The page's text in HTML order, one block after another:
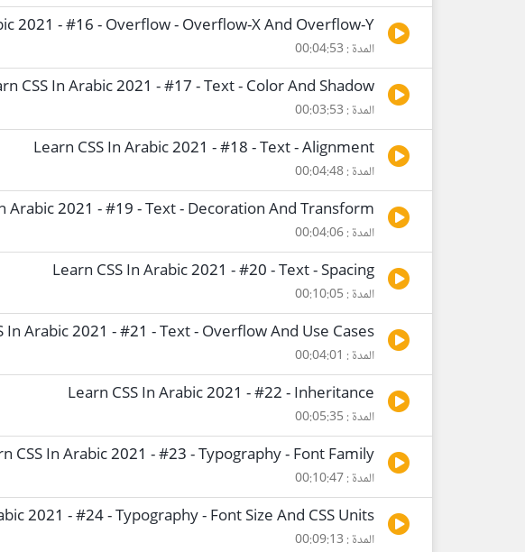
2021 - #16 - Overflow - Overflow-X And Overflow-Y
المدة : 00:04:53
CSS In Arabic 2021 - #17 - Text - Color And Shadow
المدة : 00:03:53
Learn CSS In Arabic 2021 - #18 - Text - Alignment
المدة : 00:04:48
Arabic 2021 - #19 - Text - Decoration And Transform
المدة : 00:04:06
Learn CSS In Arabic 2021 - #20 - Text - Spacing
المدة : 00:10:05
In Arabic 2021 - #21 - Text - Overflow And Use Cases
المدة : 00:04:01
Learn CSS In Arabic 2021 - #22 - Inheritance
المدة : 00:05:35
CSS In Arabic 2021 - #23 - Typography - Font Family
المدة : 00:10:47
2021 - #24 - Typography - Font Size And CSS Units
المدة : 00:09:13